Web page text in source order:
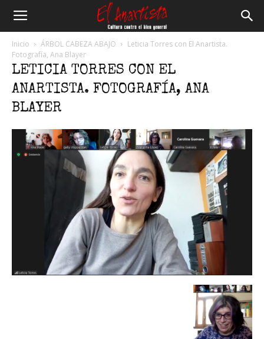
Anartista
Inicio ÁRBOL CABEZA ABAJO
Leticia Torres con El Anartista.
Fotografía, Ana Blayer
LETICIA TORRES CON EL
ANARTISTA. FOTOGRAFÍA, ANA
BLAYER